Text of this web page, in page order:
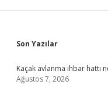
Sidebar
Son Yazılar
Kaçak avlanma ihbar hattı
Ağustos 7, 2026